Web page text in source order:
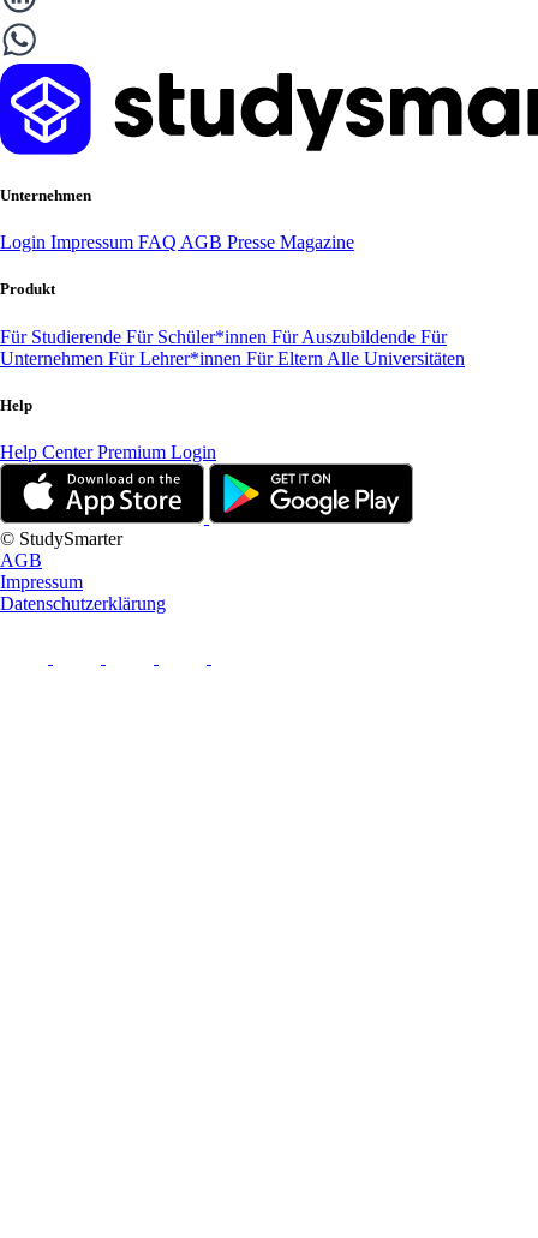
Unternehmen
Login Impressum FAQ AGB Presse Magazine
Produkt
Für Studierende Für Schüler*innen Für Auszubildende Für
Unternehmen Für Lehrer*innen Für Eltern Alle Universitäten
Help
Help CenterPremium Login
© StudySmarter
AGB
Impressum
Datenschutzerklärung